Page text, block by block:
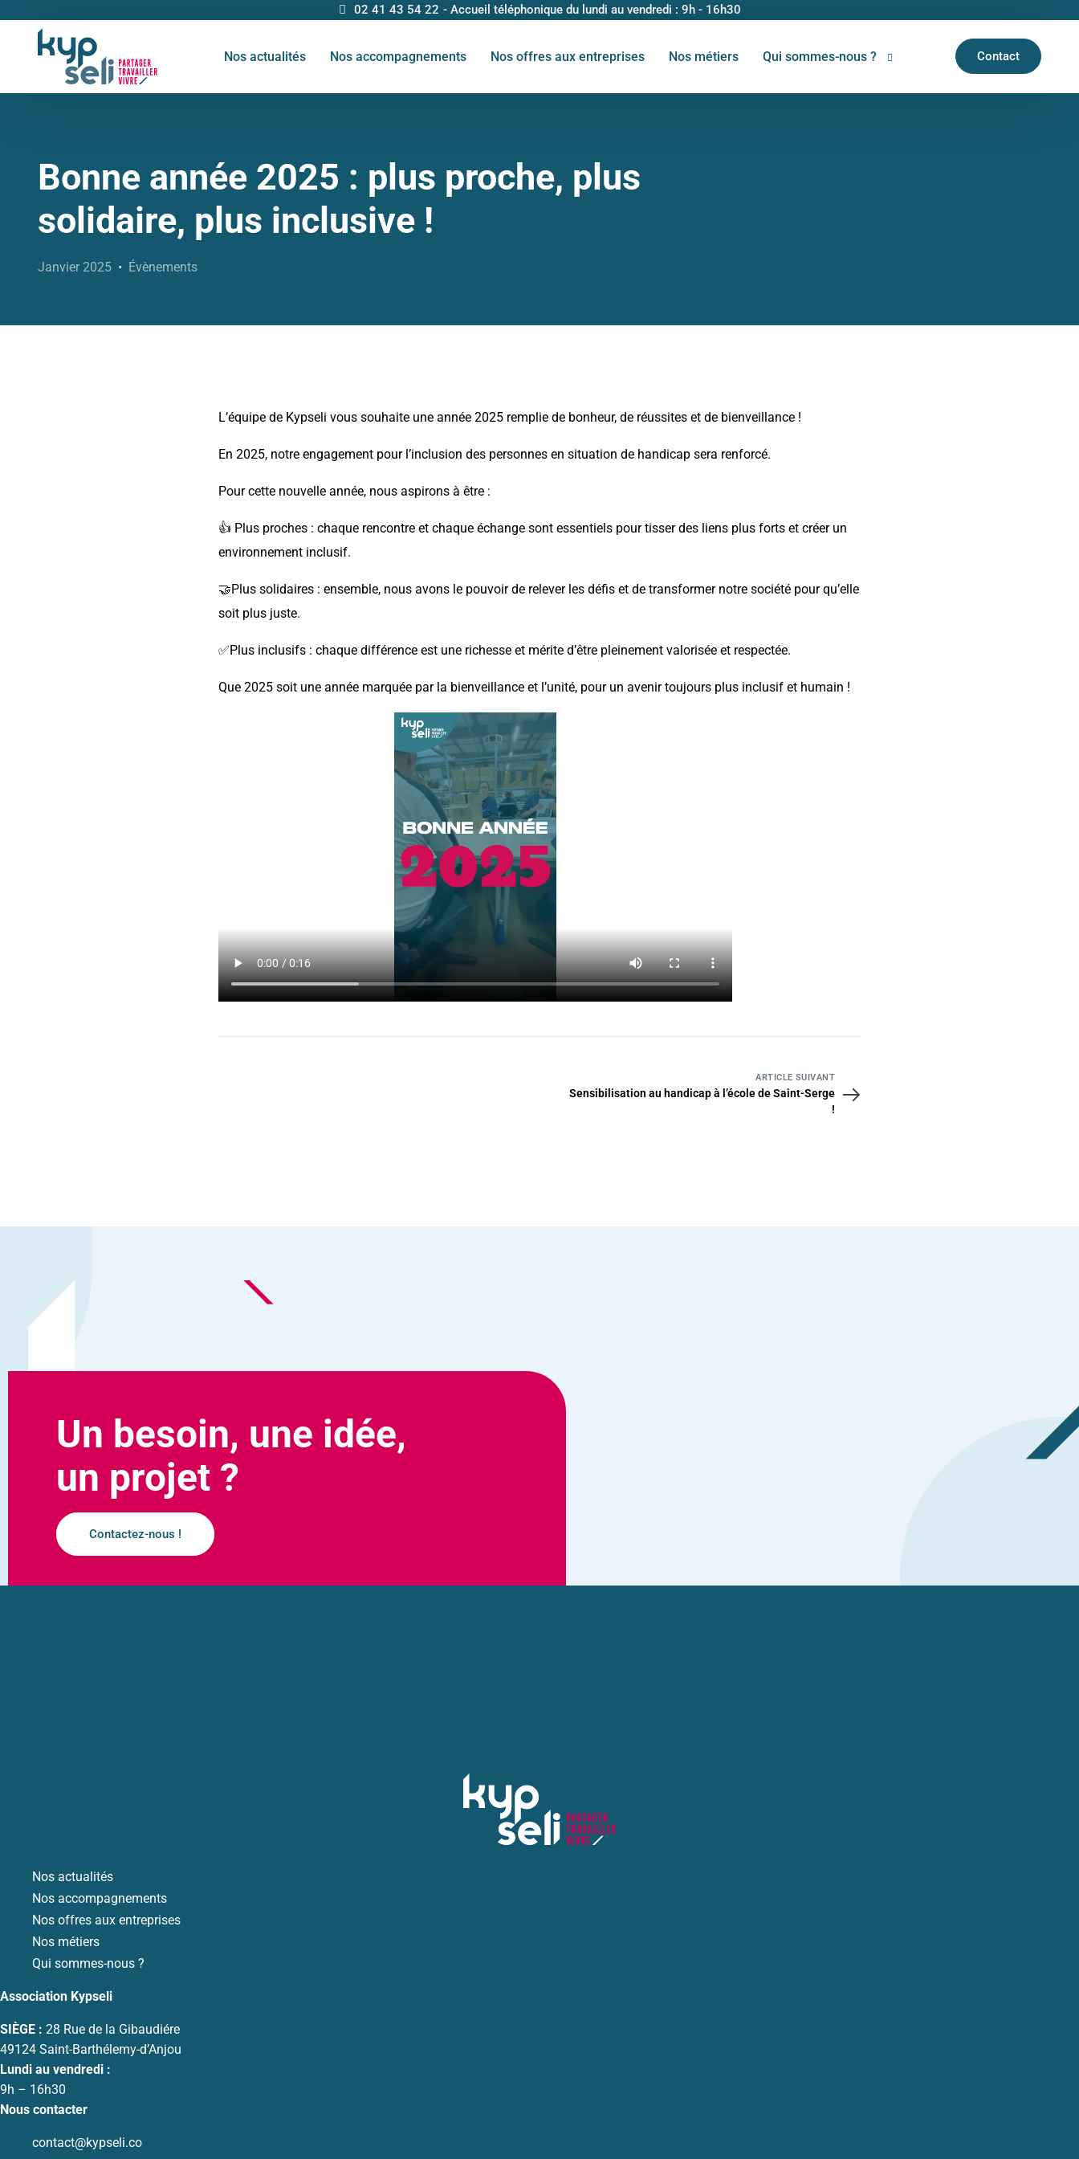
02 41 43 54 22 - Accueil téléphonique du lundi au vendredi : 9h - 16h30
Nos actualités Nos accompagnements Nos offres aux entreprises Nos métiers Qui sommes-nous ? Contact
Bonne année 2025 : plus proche, plus
solidaire, plus inclusive !
Janvier 2025 Évènements
L’équipe de Kypseli vous souhaite une année 2025 remplie de bonheur, de réussites et de bienveillance !
En 2025, notre engagement pour l’inclusion des personnes en situation de handicap sera renforcé.
Pour cette nouvelle année, nous aspirons à être :
👍 Plus proches : chaque rencontre et chaque échange sont essentiels pour tisser des liens plus forts et créer un
environnement inclusif.
🤝Plus solidaires : ensemble, nous avons le pouvoir de relever les défis et de transformer notre société pour qu’elle
soit plus juste.
✅Plus inclusifs : chaque différence est une richesse et mérite d’être pleinement valorisée et respectée.
Que 2025 soit une année marquée par la bienveillance et l’unité, pour un avenir toujours plus inclusif et humain !
ARTICLE SUIVANT
Sensibilisation au handicap à l’école de Saint-Serge
!
Un besoin, une idée,
un projet ?
Contactez-nous !
Nos actualités
Nos accompagnements
Nos offres aux entreprises
Nos métiers
Qui sommes-nous ?
Association Kypseli
SIÈGE : 28 Rue de la Gibaudiére
49124 Saint-Barthélemy-d’Anjou
Lundi au vendredi :
9h – 16h30
Nous contacter
contact@kypseli.co